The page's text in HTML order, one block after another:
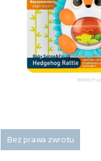
Bez prawa zwrotu